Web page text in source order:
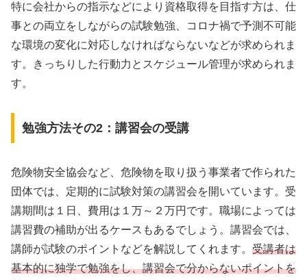
特に会社からの指示などにより資格取得を目指す方は、仕
事との両立をしながらの試験勉強、コロナ禍で予測不可能
な環境の変化に対応しなければならないなどが求められま
す。きっちりした行動力とスケジュール管理が求められま
す。
勉強方法その2：講習会の受講
危険物安全協会など、危険物を取り扱う事業者で作られた
団体では、定期的に試験対策の講習会を開いています。受
講期間は１日、費用は１万～２万円です。職場によっては
講習費の補助が出るケースもあるでしょう。講習会では、
講師が試験のポイントなどを解説してくれます。 受講者は
基本的に独学で勉強をし、講習会で分からないポイントを